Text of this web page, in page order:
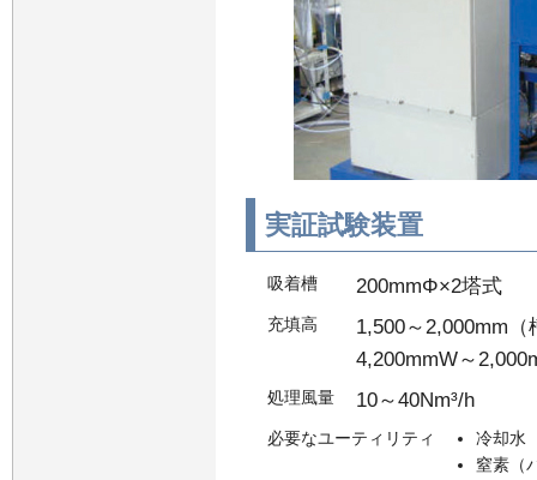
実証試験装置
吸着槽 200mmΦ×2塔式
充填高
1,500～2,000mm
4,200mmW～
処理風量 10～40Nm³/h
必要なユーティリティ
冷却水
窒素（